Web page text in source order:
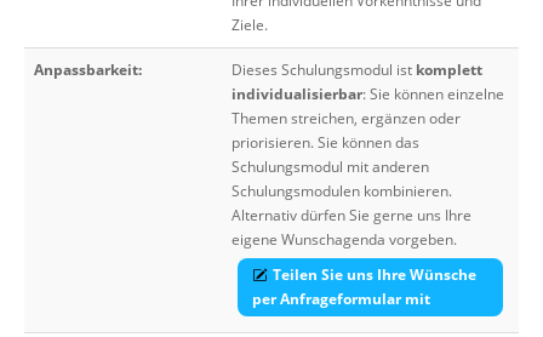
Ziele.
Anpassbarkeit: Dieses Schulungsmodul ist komplett
individualisierbar: Sie können einzelne
Themen streichen, ergänzen oder
priorisieren. Sie können das
Schulungsmodul mit anderen
Schulungsmodulen kombinieren.
Alternativ dürfen Sie gerne uns Ihre
eigene Wunschagenda vorgeben.
Teilen Sie uns Ihre Wünsche
per Anfrageformular mit